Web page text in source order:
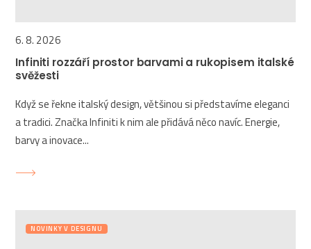
6. 8. 2026
Infiniti rozzáří prostor barvami a rukopisem italské
svěžesti
Když se řekne italský design, většinou si představíme eleganci
a tradici. Značka Infiniti k nim ale přidává něco navíc. Energie,
barvy a inovace...
NOVINKY V DESIGNU